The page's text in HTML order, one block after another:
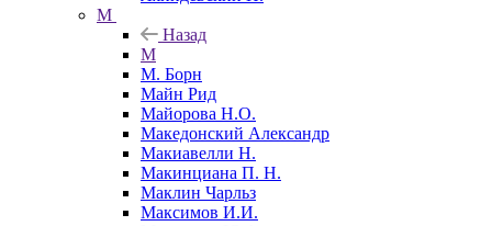
М
Назад
М
М. Борн
Майн Рид
Майорова Н.О.
Македонский Александр
Макиавелли Н.
Макинциана П. Н.
Маклин Чарльз
Максимов И.И.